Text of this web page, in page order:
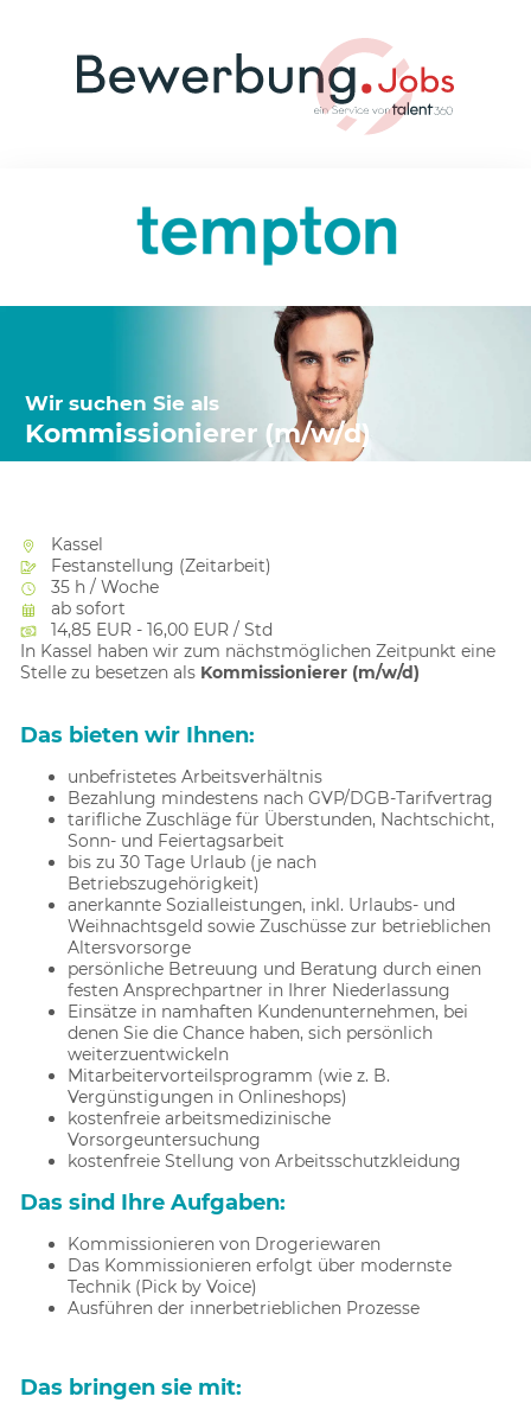
Wir suchen Sie als
Kommissionierer (m/w/d)
Kassel
Festanstellung (Zeitarbeit)
35 h / Woche
ab sofort
14,85 EUR - 16,00 EUR / Std
In Kassel haben wir zum nächstmöglichen Zeitpunkt eine
Stelle zu besetzen als Kommissionierer (m/w/d)
Das bieten wir Ihnen:
unbefristetes Arbeitsverhältnis
Bezahlung mindestens nach GVP/DGB-Tarifvertrag
tarifliche Zuschläge für Überstunden, Nachtschicht,
Sonn- und Feiertagsarbeit
bis zu 30 Tage Urlaub (je nach
Betriebszugehörigkeit)
anerkannte Sozialleistungen, inkl. Urlaubs- und
Weihnachtsgeld sowie Zuschüsse zur betrieblichen
Altersvorsorge
persönliche Betreuung und Beratung durch einen
festen Ansprechpartner in Ihrer Niederlassung
Einsätze in namhaften Kundenunternehmen, bei
denen Sie die Chance haben, sich persönlich
weiterzuentwickeln
Mitarbeitervorteilsprogramm (wie z. B.
Vergünstigungen in Onlineshops)
kostenfreie arbeitsmedizinische
Vorsorgeuntersuchung
kostenfreie Stellung von Arbeitsschutzkleidung
Das sind Ihre Aufgaben:
Kommissionieren von Drogeriewaren
Das Kommissionieren erfolgt über modernste
Technik (Pick by Voice)
Ausführen der innerbetrieblichen Prozesse
Das bringen sie mit: